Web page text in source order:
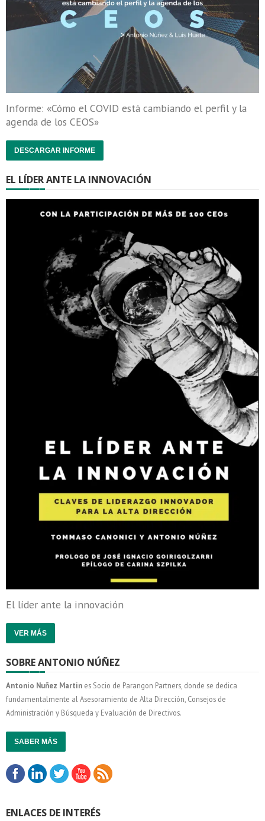
Informe: «Cómo el COVID está cambiando el perfil y la
agenda de los CEOS»
DESCARGAR INFORME
EL LÍDER ANTE LA INNOVACIÓN
El líder ante la innovación
VER MÁS
SOBRE ANTONIO NÚÑEZ
Antonio Nuñez Martin es Socio de Parangon Partners, donde se dedica
fundamentalmente al Asesoramiento de Alta Dirección, Consejos de
Administración y Búsqueda y Evaluación de Directivos.
SABER MÁS
ENLACES DE INTERÉS